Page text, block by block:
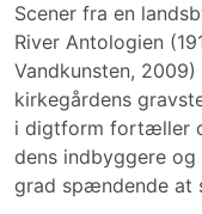
Scener fra en
River Antologien
Vandkunsten,
kirkegårdens
i digtform fortæller
dens indbyggere og
grad spændende at